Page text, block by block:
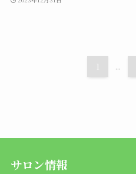
1 ...
サロン情報